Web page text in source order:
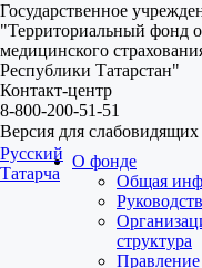
Государственное
"Территориальный фонд
медицинского
Республики Татарстан"
Контакт-центр
8-800-200-51-51
Версия для слабовидящих
Русский
Татарча
О фонде
Общая
структура
Правление